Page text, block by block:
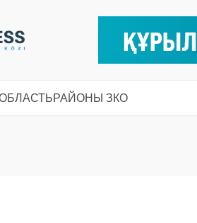
РАЙОНЫ ЗКО